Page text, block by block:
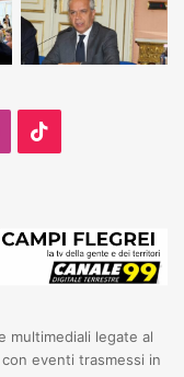
multimediali legate al
eventi trasmessi in